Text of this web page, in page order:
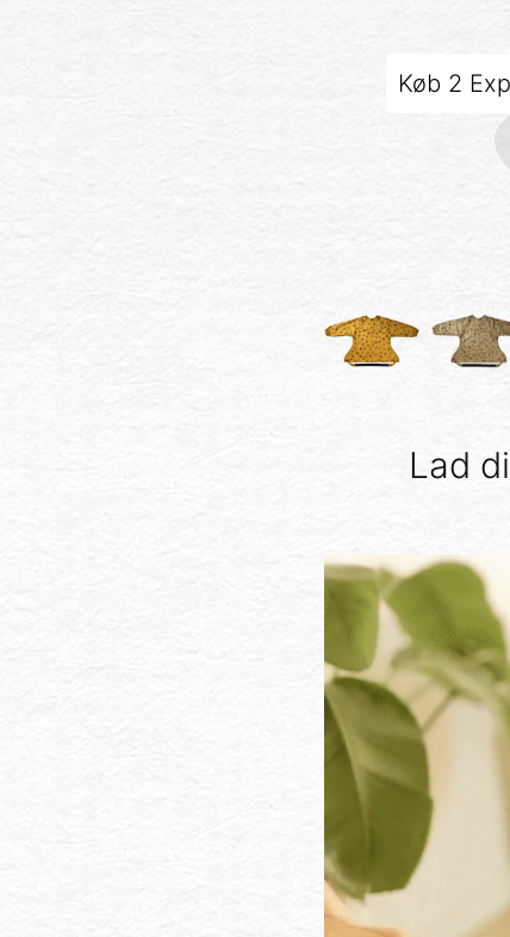
Køb 2
Lad